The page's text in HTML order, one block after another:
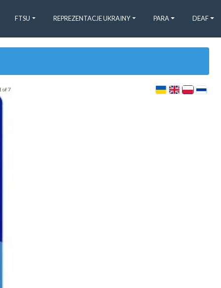
FTSU REPREZENTACJE UKRAINY PARA DEAF
of 7